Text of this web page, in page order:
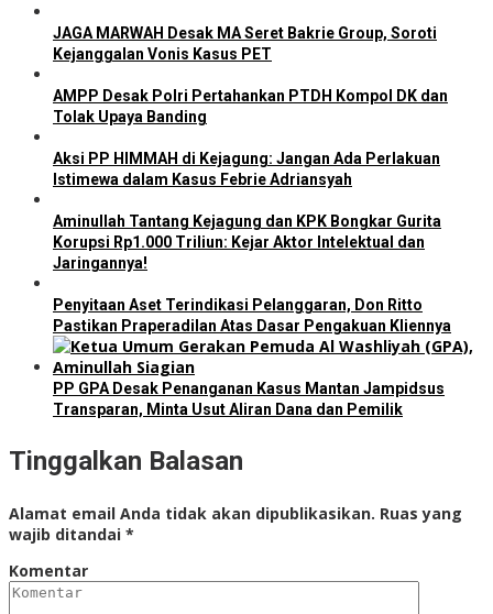
JAGA MARWAH Desak MA Seret Bakrie Group, Soroti
Kejanggalan Vonis Kasus PET
AMPP Desak Polri Pertahankan PTDH Kompol DK dan
Tolak Upaya Banding
Aksi PP HIMMAH di Kejagung: Jangan Ada Perlakuan
Istimewa dalam Kasus Febrie Adriansyah
Aminullah Tantang Kejagung dan KPK Bongkar Gurita
Korupsi Rp1.000 Triliun: Kejar Aktor Intelektual dan
Jaringannya!
Penyitaan Aset Terindikasi Pelanggaran, Don Ritto
Pastikan Praperadilan Atas Dasar Pengakuan Kliennya
PP GPA Desak Penanganan Kasus Mantan Jampidsus
Transparan, Minta Usut Aliran Dana dan Pemilik
Tinggalkan Balasan
Alamat email Anda tidak akan dipublikasikan. Ruas yang
wajib ditandai *
Komentar